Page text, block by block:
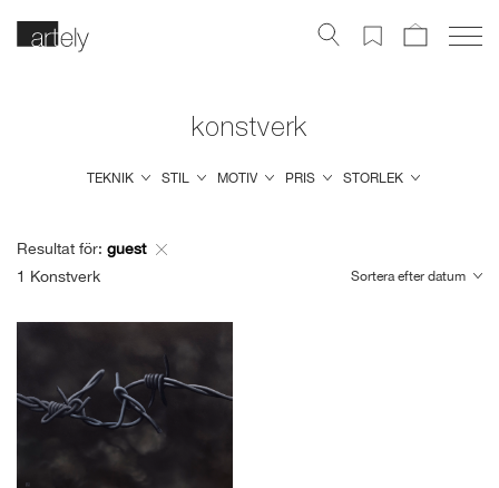
TEKNIK STIL MOTIV PRIS STORLEK
konstverk
Resultat för: guest
1 Konstverk Sortera efter datum